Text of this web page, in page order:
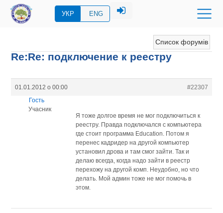
УКР ENG
Список форумів
Re:Re: подключение к реестру
01.01.2012 о 00:00
#22307
Гость
Учасник
Я тоже долгое время не мог подключиться к
реестру. Правда подключался с компьютера
где стоит программа Eduсation. Потом я
перенес кадридер на другой компьютер
установил дрова и там смог зайти. Так и
делаю всегда, когда надо зайти в реестр
перехожу на другой комп. Неудобно, но что
делать. Мой админ тоже не мог помочь в
этом.